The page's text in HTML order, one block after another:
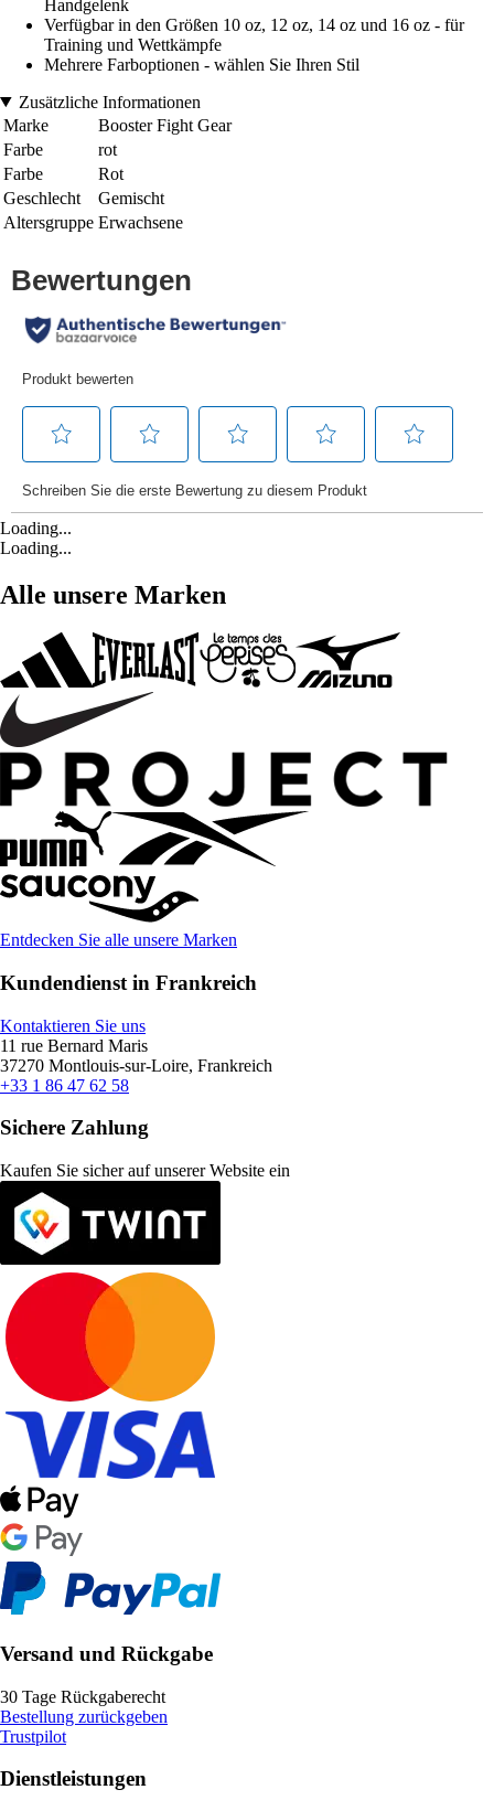
Handgelenk
Verfügbar in den Größen 10 oz, 12 oz, 14 oz und 16 oz - für
Training und Wettkämpfe
Mehrere Farboptionen - wählen Sie Ihren Stil
Zusätzliche Informationen
Marke
Booster Fight Gear
Farbe
rot
Farbe
Rot
Geschlecht
Gemischt
Altersgruppe Erwachsene
Loading...
Loading...
Alle unsere Marken
Entdecken Sie alle unsere Marken
Kundendienst in Frankreich
Kontaktieren Sie uns
11 rue Bernard Maris
37270 Montlouis-sur-Loire, Frankreich
+33 1 86 47 62 58
Sichere Zahlung
Kaufen Sie sicher auf unserer Website ein
Versand und Rückgabe
30 Tage Rückgaberecht
Bestellung zurückgeben
Trustpilot
Dienstleistungen